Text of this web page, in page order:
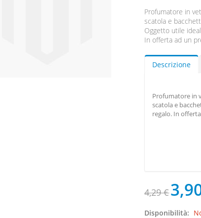
Profumatore in
scatola e
Oggetto utile
In offerta ad un
Descrizione
Profumatore in
scatola e
regalo. In
4,29 €
Disponibilità: